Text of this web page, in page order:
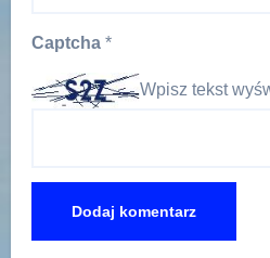
Captcha *
Wpisz tekst